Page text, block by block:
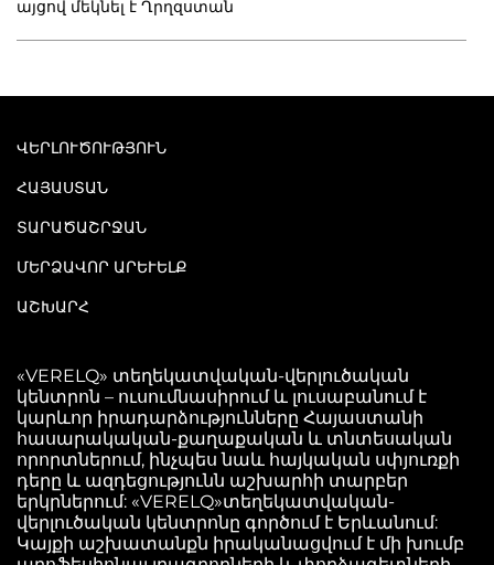
այցով մեկնել է Ղրղզստան
ՎԵՐԼՈՒԾՈՒԹՅՈՒՆ
ՀԱՅԱՍՏԱՆ
ՏԱՐԱԾԱՇՐՋԱՆ
ՄԵՐՁԱՎՈՐ ԱՐԵՒԵԼՔ
ԱՇԽԱՐՀ
«VERELQ» տեղեկատվական-վերլուծական
կենտրոն – ուսումնասիրում և լուսաբանում է
կարևոր իրադարձությունները Հայաստանի
հասարակական-քաղաքական և տնտեսական
որորտներում, ինչպես նաև հայկական սփյուռքի
դերը և ազդեցությունն աշխարհի տարբեր
երկրներում: «VERELQ»տեղեկատվական-
վերլուծական կենտրոնը գործում է Երևանում:
Կայքի աշխատանքն իրականացվում է մի խումբ